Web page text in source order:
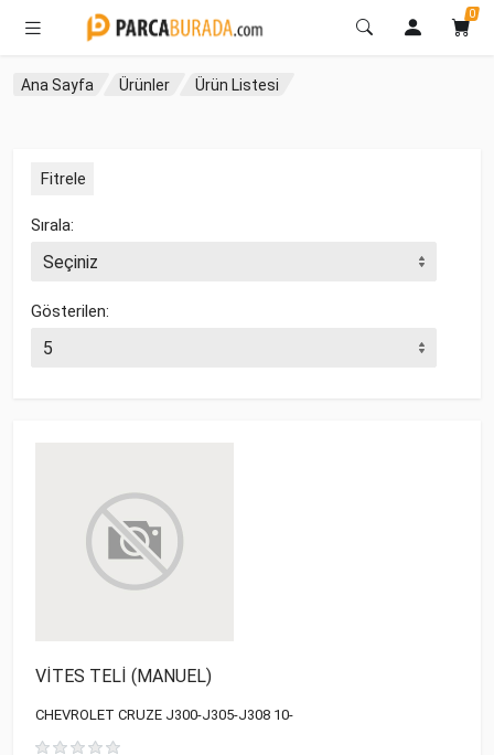
0
Ana Sayfa Ürünler Ürün Listesi
Fitrele
Sırala:
Gösterilen:
VİTES TELİ (MANUEL)
CHEVROLET CRUZE J300-J305-J308 10-